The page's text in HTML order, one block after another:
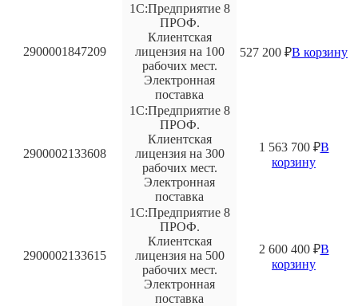
2900001847209
1С:Предприятие 8
ПРОФ.
Клиентская
лицензия на 100
рабочих мест.
Электронная
поставка
527 200 ₽В корзину
2900002133608
1С:Предприятие 8
ПРОФ.
Клиентская
лицензия на 300
рабочих мест.
Электронная
поставка
1 563 700 ₽В
корзину
2900002133615
1С:Предприятие 8
ПРОФ.
Клиентская
лицензия на 500
рабочих мест.
Электронная
поставка
2 600 400 ₽В
корзину